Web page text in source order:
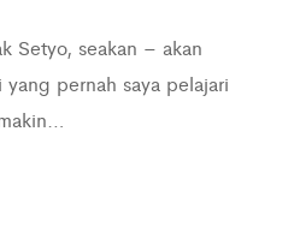
Setyo, seakan – akan
pernah saya pelajari